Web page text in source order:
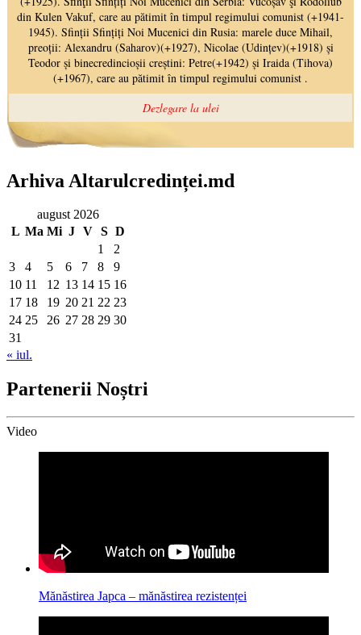
Arhiva Altarulcredinței.md
august 2026
L Ma Mi J V S D
1
2
3
4 5 6 7 8
9
10 11 12 13 14 15 16
17 18 19 20 21 22 23
24 25 26 27 28 29 30
31
« iul.
Partenerii Noștri
Video
Mănăstirea Japca – mănăstirea rezistenței